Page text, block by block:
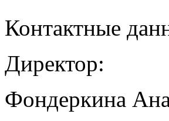
Контактные
Директор:
Фондеркина